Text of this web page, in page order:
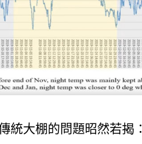
統大棚的問題昭然若揭：